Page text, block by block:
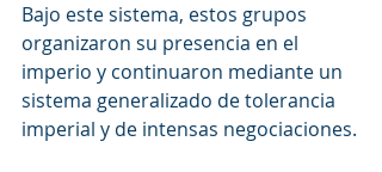
Bajo este sistema, estos grupos
organizaron su presencia en el
imperio y continuaron mediante un
sistema generalizado de tolerancia
imperial y de intensas negociaciones.